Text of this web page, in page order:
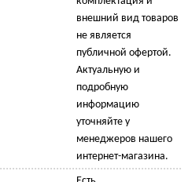
внешний вид товаров
не является
публичной офертой.
Актуальную и
подробную
информацию
уточняйте у
менеджеров нашего
интернет-магазина.